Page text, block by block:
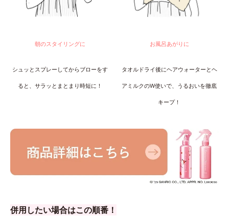
朝のスタイリングに
シュッとスプレーしてからブローをす
ると、サラッとまとまり時短に！
お風呂あがりに
タオルドライ後にヘアウォーターとヘ
アミルクのW使いで、うるおいを徹底
キープ！
併用したい場合はこの順番！